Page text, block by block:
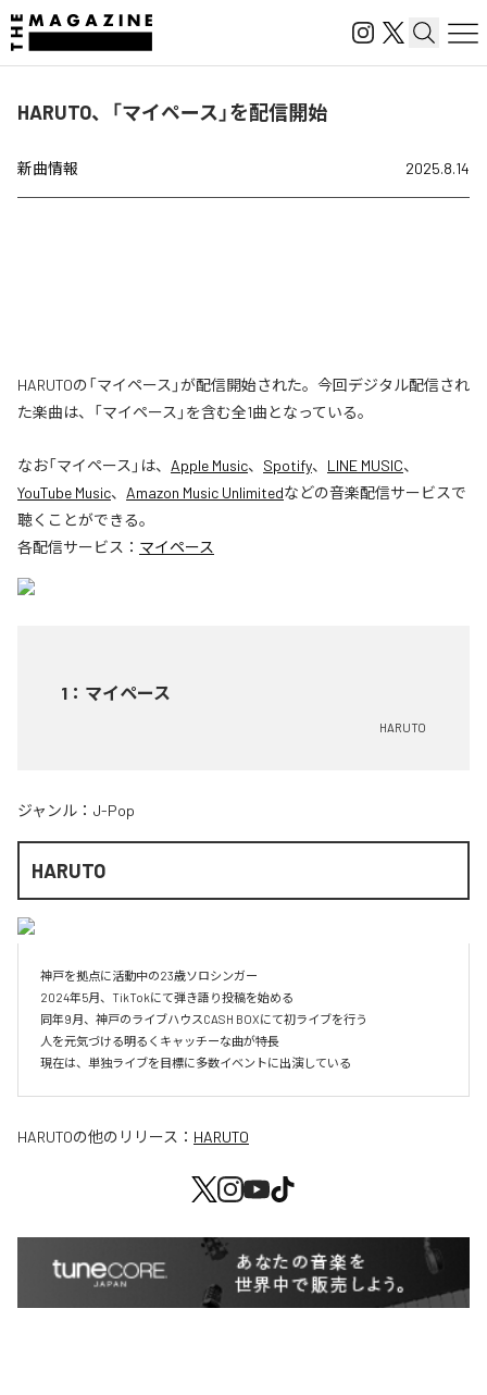
HARUTO、「マイペース」を配信開始
新曲情報 2025.8.14
HARUTOの「マイペース」が配信開始された。今回デジタル配信され
た楽曲は、「マイペース」を含む全1曲となっている。
なお「マイペース 」は、 Apple Music、 Spotify、 LINE MUSIC、
YouTube Music、 Amazon Music Unlimitedなどの音楽配信サービスで
聴くことができる。
各配信サービス： マイペース
1 ： マイペース
HARUTO
ジャンル： J-Pop
HARUTO
神戸を拠点に活動中の23歳ソロシンガー
2024年5月、TikTokにて弾き語り投稿を始める
同年9月、神戸のライブハウスCASH BOXにて初ライブを行う
人を元気づける明るくキャッチーな曲が特長
現在は、単独ライブを目標に多数イベントに出演している
HARUTOの他のリリース： HARUTO